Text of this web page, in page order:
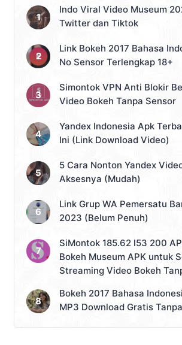
rancangan hasil dari developer pihak
ketiga tersebut. Apa Itu Bumble Mod
APK? Aplikasi […]
Indo Viral Video Museum
Twitter dan Tiktok
Link Bokeh 2017 Bahasa
No Sensor Terlengkap 18+
Simontok VPN Anti Blokir
Video Bokeh Tanpa Sensor
Yandex Indonesia Apk
Ini (Link Download Video)
5 Cara Nonton Yandex
Aksesnya (Mudah)
Link Grup WA Pemersatu
2023 (Belum Penuh)
SiMontok 185.62 l53 200
Bokeh Museum APK untuk
Streaming Video Bokeh
Bokeh 2017 Bahasa
MP3 Download Gratis